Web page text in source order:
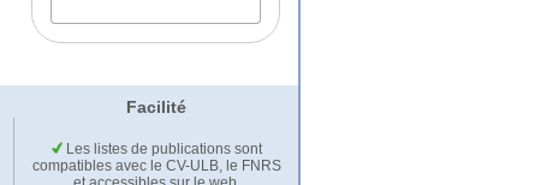
Facilité
Les listes de publications sont
compatibles avec le CV-ULB, le FNRS